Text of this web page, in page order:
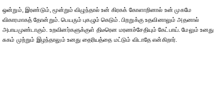
ஒன்றும், இரண்டும், மூன்றும் விழுந்தால் உன் கிரகக் கோளாறினால் உன் முகமே
விகாரமாகத் தோன்றும். பெயரும் புகழும் கெடும். பிறறுக்கு உதவினாலும் அதனால்
அபாயமுண்டாகும். உறவினர்களுக்குள் திடீரென மரணச்சேதியும் கேட்பாய். மேலும் உனது
சுகம் முற்றும் இழந்தாலும் உனது தைரியத்தை மட்டும் விடாதே என்கிறார்.